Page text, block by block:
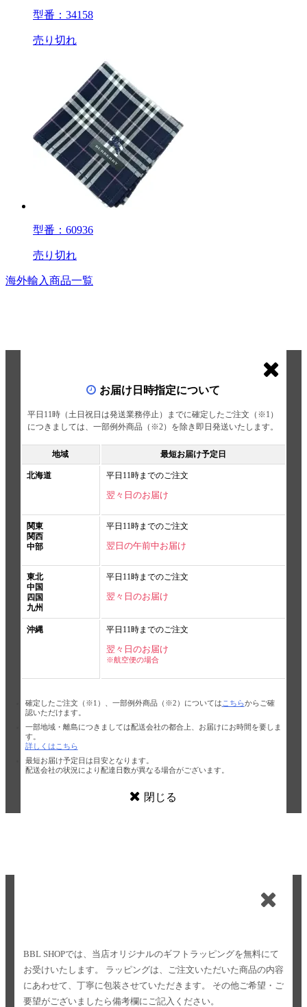
型番：34158
売り切れ
型番：60936
売り切れ
海外輸入商品一覧
お届け日時指定について
平日11時（土日祝日は発送業務停止）までに確定したご注文（※1）
につきましては、一部例外商品（※2）を除き即日発送いたします。
地域 最短お届け予定日
北海道 平日11時までのご注文
翌々日のお届け
関東
関西
中部
平日11時までのご注文
翌日の午前中お届け
東北
中国
四国
九州
平日11時までのご注文
翌々日のお届け
沖縄 平日11時までのご注文
翌々日のお届け
※航空便の場合
確定したご注文（※1）、一部例外商品（※2）については こちらからご確
認いただけます。
一部地域・離島につきましては配送会社の都合上、お届けにお時間を要しま
す。
詳しくはこちら
最短お届け予定日は目安となります。
配送会社の状況により配達日数が異なる場合がございます。
閉じる
BBL SHOPでは、当店オリジナルのギフトラッピングを無料にて
お受けいたします。
ラッピングは、ご注文いただいた商品の内容
にあわせて、丁寧に包装させていただきます。
その他ご希望・ご
要望がございましたら備考欄にご記入ください。